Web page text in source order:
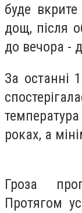
буде
дощ, після
до вечора -
За останні
роках, а
Гроза
Протягом